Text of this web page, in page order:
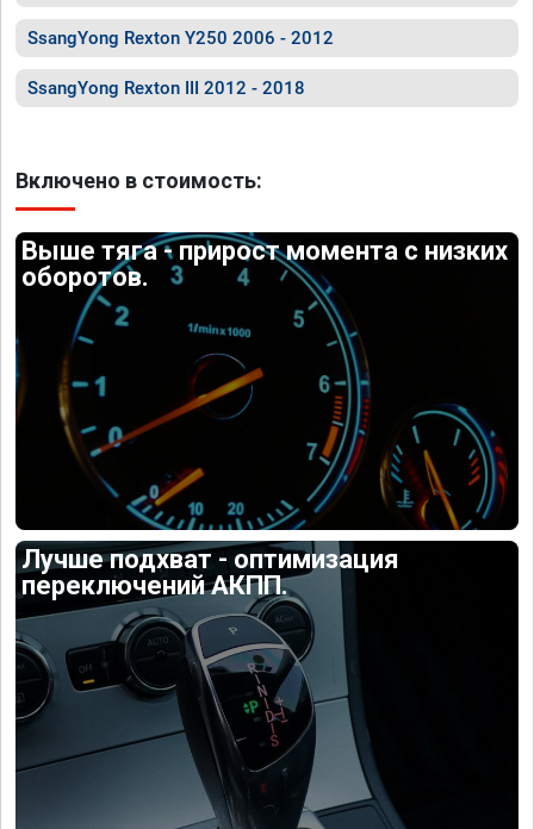
SsangYong Rexton Y250 2006 - 2012
SsangYong Rexton III 2012 - 2018
Включено в стоимость:
Выше тяга - прирост момента с низких
оборотов.
Лучше подхват - оптимизация
переключений АКПП.